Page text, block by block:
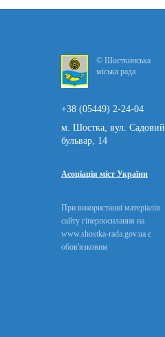
© Шосткинська
міська рада
+38 (05449) 2-24-04
м. Шостка, вул. Садовий
бульвар, 14
Асоціація міст України
При використанні матеріалів
сайту гіперпосилання на
www.shostka-rada.gov.ua є
обов'язковим